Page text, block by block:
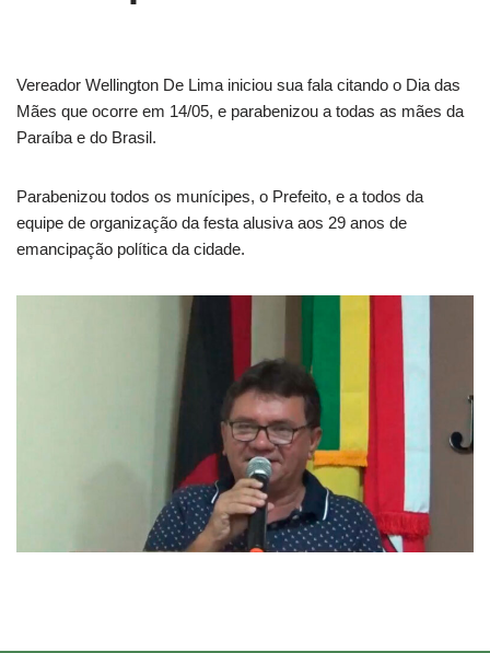
Vereador Wellington De Lima iniciou sua fala citando o Dia das
Mães que ocorre em 14/05, e parabenizou a todas as mães da
Paraíba e do Brasil.
Parabenizou todos os munícipes, o Prefeito, e a todos da
equipe de organização da festa alusiva aos 29 anos de
emancipação política da cidade.